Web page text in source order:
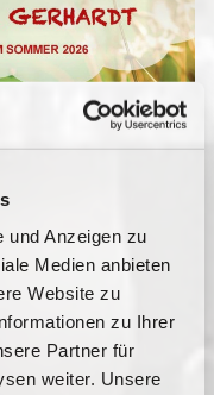
und Anzeigen zu
Medien anbieten
Website zu
zu Ihrer
Partner für
weiter. Unsere